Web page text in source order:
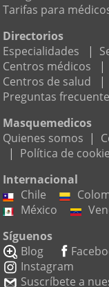
Tarifas para
Directorios
Especialidades
|
Centros médicos
|
Centros de salud
|
Preguntas
Masquemedicos
Quienes somos |
| Política de
Internacional
Chile
México
Síguenos
Blog
Instagram
Suscríbete a